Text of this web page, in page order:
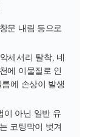
문 내림 등으로
세서리 탈착, 네
에 이물질로 인
에 손상이 발생
이 아닌 일반 유
코팅막이 벗겨